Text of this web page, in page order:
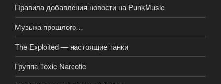
Правила добавления новости на PunkMusic
Музыка прошлого…
The Exploited — настоящие панки
Группа Toxic Narcotic